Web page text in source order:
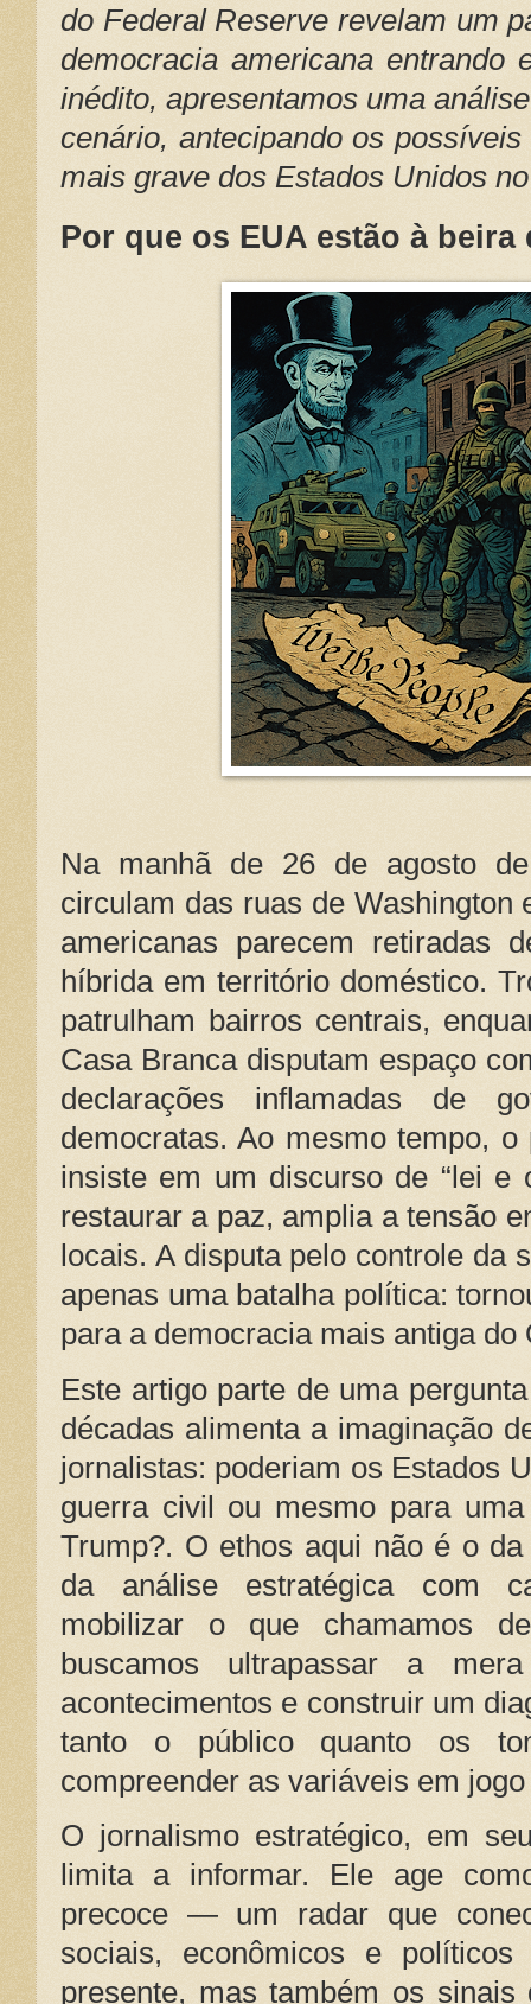
do Federal Reserve revelam um
democracia americana entrando
inédito, apresentamos uma
cenário, antecipando os
mais grave dos Estados Unidos
Por que os EUA estão à beira
Na manhã de 26 de agosto
circulam das ruas de Washington
americanas parecem retiradas
híbrida em território doméstico.
patrulham bairros centrais,
Casa Branca disputam espaço
declarações inflamadas de
democratas. Ao mesmo tempo,
insiste em um discurso de “lei e
restaurar a paz, amplia a tensão
locais. A disputa pelo controle da
apenas uma batalha política:
para a democracia mais antiga do
Este artigo parte de uma
décadas alimenta a imaginação
jornalistas: poderiam os Estados
guerra civil ou mesmo para
Trump?. O ethos aqui não é o
da análise estratégica com
mobilizar o que chamamos
buscamos ultrapassar a
acontecimentos e construir um
tanto o público quanto os
compreender as variáveis em
O jornalismo estratégico, em
limita a informar. Ele age
precoce — um radar que
sociais, econômicos e
presente, mas também os